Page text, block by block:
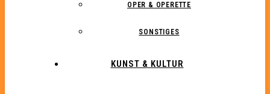
OPER & OPERETTE
SONSTIGES
KUNST & KULTUR